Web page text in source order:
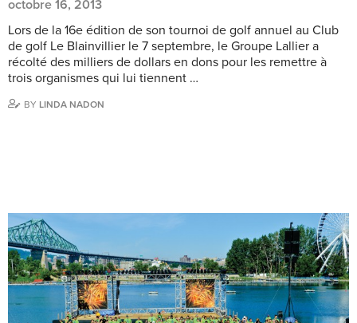
octobre 16, 2013
Lors de la 16e édition de son tournoi de golf annuel au Club
de golf Le Blainvillier le 7 septembre, le Groupe Lallier a
récolté des milliers de dollars en dons pour les remettre à
trois organismes qui lui tiennent …
BY LINDA NADON